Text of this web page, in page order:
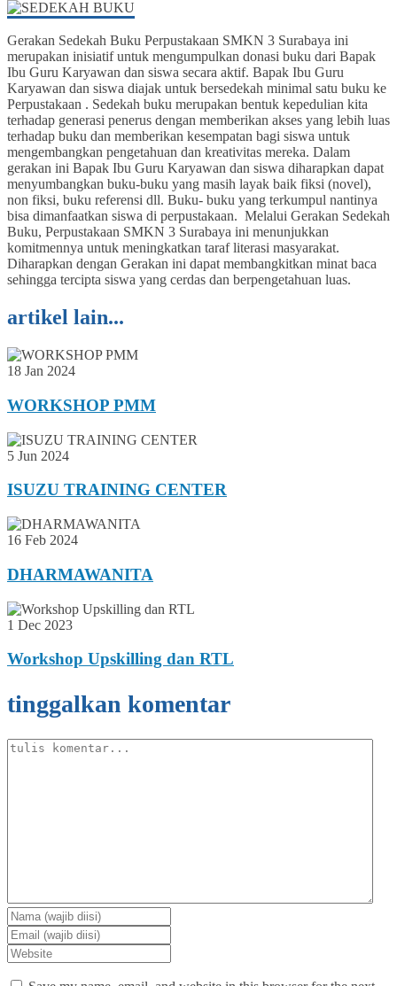
Gerakan Sedekah Buku Perpustakaan SMKN 3 Surabaya ini
merupakan inisiatif untuk mengumpulkan donasi buku dari Bapak
Ibu Guru Karyawan dan siswa secara aktif. Bapak Ibu Guru
Karyawan dan siswa diajak untuk bersedekah minimal satu buku ke
Perpustakaan . Sedekah buku merupakan bentuk kepedulian kita
terhadap generasi penerus dengan memberikan akses yang lebih luas
terhadap buku dan memberikan kesempatan bagi siswa untuk
mengembangkan pengetahuan dan kreativitas mereka. Dalam
gerakan ini Bapak Ibu Guru Karyawan dan siswa diharapkan dapat
menyumbangkan buku-buku yang masih layak baik fiksi (novel),
non fiksi, buku referensi dll. Buku- buku yang terkumpul nantinya
bisa dimanfaatkan siswa di perpustakaan. Melalui Gerakan Sedekah
Buku, Perpustakaan SMKN 3 Surabaya ini menunjukkan
komitmennya untuk meningkatkan taraf literasi masyarakat.
Diharapkan dengan Gerakan ini dapat membangkitkan minat baca
sehingga tercipta siswa yang cerdas dan berpengetahuan luas.
artikel lain...
18 Jan 2024
WORKSHOP PMM
5 Jun 2024
ISUZU TRAINING CENTER
16 Feb 2024
DHARMAWANITA
1 Dec 2023
Workshop Upskilling dan RTL
tinggalkan komentar